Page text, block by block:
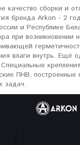
качество сборки и
бренда Arkon - 2
и Республике
при
влаги внутрь.
ПНВ, построенные
задач.